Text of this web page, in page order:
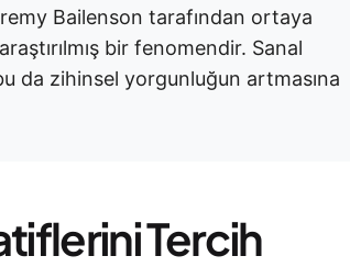
Bailenson tarafından ortaya
bir fenomendir. Sanal
da zihinsel yorgunluğun artmasına
Tercih